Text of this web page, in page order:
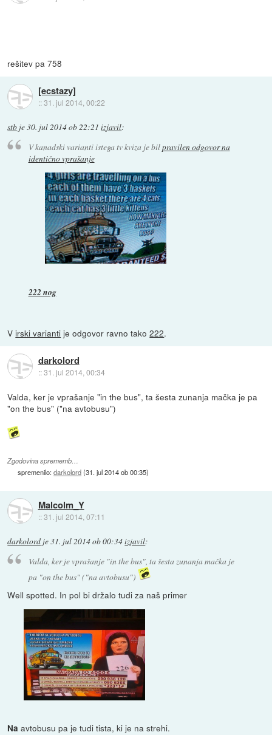
rešitev pa 758
[ecstazy]
::31. jul 2014, 00:22
stb je30. jul 2014 ob 22:21 izjavil:
V kanadski varianti istega tv kviza je bilpravilen odgovor na
identično vprašanje
222 nog
Virski varianti je odgovor ravno tako222.
darkolord
::31. jul 2014, 00:34
Valda, ker je vprašanje "in the bus", ta šesta zunanja mačka je pa
"on the bus" ("na avtobusu")
Zgodovina sprememb…
spremenilo:darkolord(31. jul 2014 ob 00:35)
Malcolm_Y
::31. jul 2014, 07:11
darkolord je31. jul 2014 ob 00:34izjavil:
Valda, ker je vprašanje "in the bus", ta šesta zunanja mačka je
pa "on the bus" ("na avtobusu")
Well spotted. In pol bi držalo tudi za naš primer
Na avtobusu pa je tudi tista, ki je na strehi.